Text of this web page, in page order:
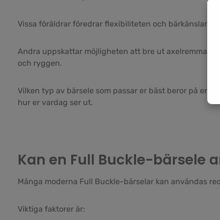
Vissa föräldrar föredrar flexibiliteten och bärkänslan
Andra uppskattar möjligheten att bre ut
och ryggen.
Vilken typ av bärsele som passar er bäst beror på era
hur er vardag ser ut.
Kan en Full Buckle-bärsele
Många moderna Full Buckle-bärselar kan användas
Viktiga faktorer är: